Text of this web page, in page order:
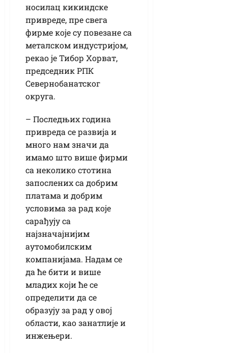
носилац кикиндске
привреде, пре свега
фирме које су повезане са
металском индустријом,
рекао је Тибор Хорват,
председник РПК
Севернобанатског
округа.
– Последњих година
привреда се развија и
много нам значи да
имамо што више фирми
са неколико стотина
запослених са добрим
платама и добрим
условима за рад које
сарађују са
најзначајнијим
аутомобилским
компанијама. Надам се
да ће бити и више
младих који ће се
определити да се
образују за рад у овој
области, као занатлије и
инжењери.